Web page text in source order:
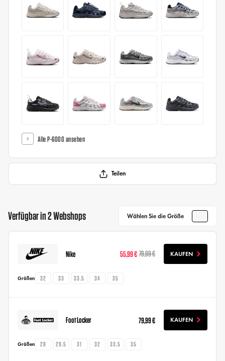
Alle P-6000 ansehen
Teilen
Verfügbar in 2 Webshops Wählen Sie die Größe
Nike 55,99 € 79,99 € KAUFEN
Größen 32 33 33.5 34 35
Foot Locker 79,99 € KAUFEN
Größen 28 29.5 31 32 33.5 35